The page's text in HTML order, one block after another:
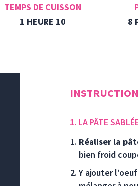
TEMPS DE CUISSON
1 HEURE 10
8
1. LA PÂTE SABLÉE
Réaliser la
bien froid
Y ajouter